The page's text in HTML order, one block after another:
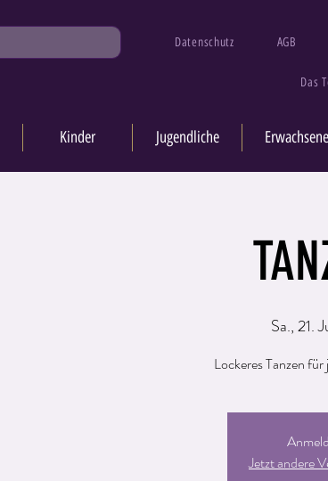
Datenschutz AGB
Das
Kinder Jugendliche Erwachsene
Sa., 21.
Lockeres Tanzen
Jetzt andere